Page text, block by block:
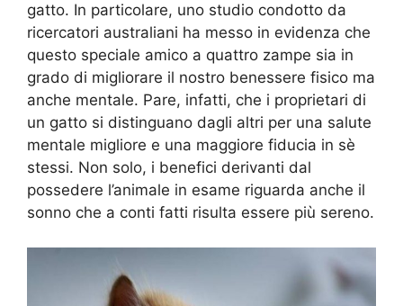
gatto. In particolare, uno studio condotto da
ricercatori australiani ha messo in evidenza che
questo speciale amico a quattro zampe sia in
grado di migliorare il nostro benessere fisico ma
anche mentale. Pare, infatti, che i proprietari di
un gatto si distinguano dagli altri per una salute
mentale migliore e una maggiore fiducia in sè
stessi. Non solo, i benefici derivanti dal
possedere l’animale in esame riguarda anche il
sonno che a conti fatti risulta essere più sereno.